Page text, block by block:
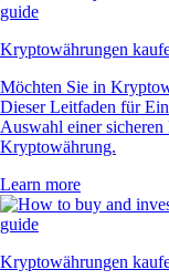
Kryptowährungen
Möchten Sie in
Dieser Leitfaden für
Auswahl einer
Kryptowährung.
Learn more
Kryptowährungen